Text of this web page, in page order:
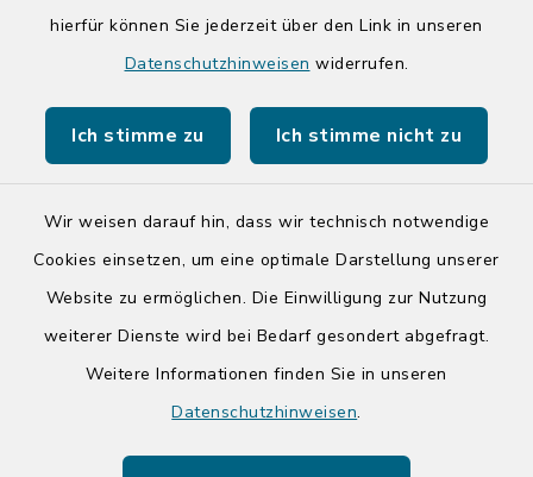
hierfür können Sie jederzeit über den Link in unseren
Datenschutzhinweisen widerrufen.
Ich stimme zu Ich stimme nicht zu
Wir weisen darauf hin, dass wir technisch notwendige
Cookies einsetzen, um eine optimale Darstellung unserer
Website zu ermöglichen. Die Einwilligung zur Nutzung
weiterer Dienste wird bei Bedarf gesondert abgefragt.
Weitere Informationen finden Sie in unseren
Datenschutzhinweisen.
Quicklinks
Tourist-Info der Stadt Bad Segeberg
Barrierefreiheit